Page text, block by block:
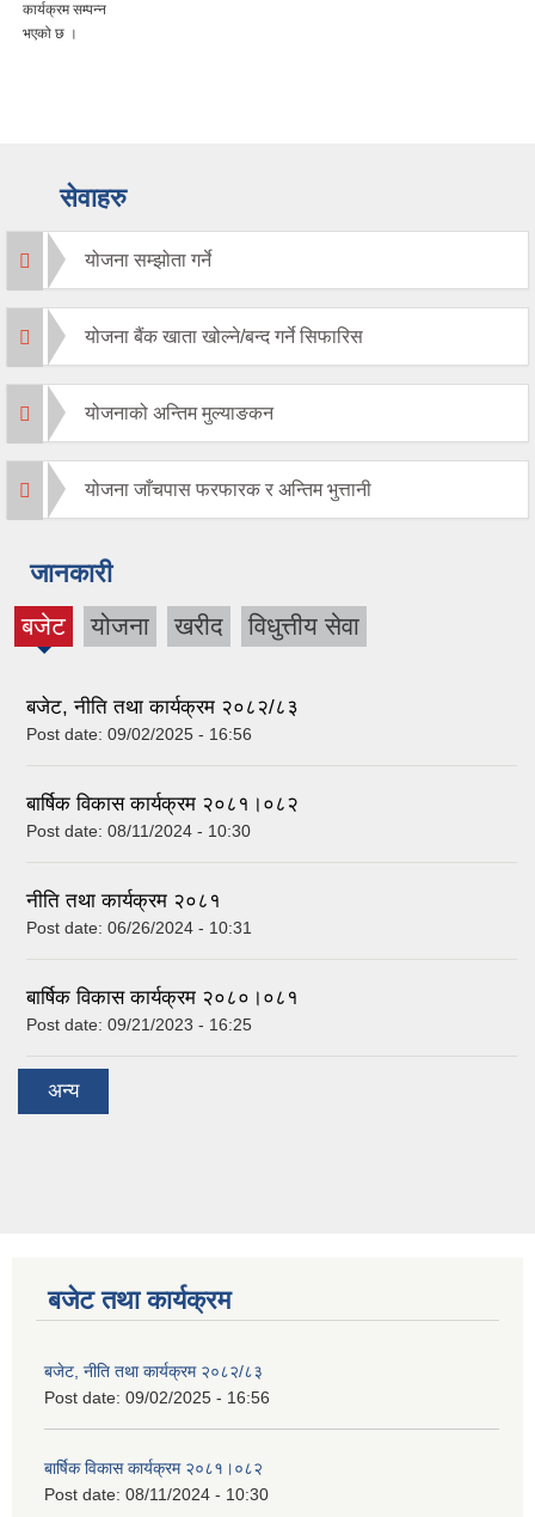
कार्यक्रम सम्पन्न
भएको छ ।
सेवाहरु
योजना सम्झोता गर्ने
योजना बैंक खाता खोल्ने/बन्द गर्ने सिफारिस
योजनाको अन्तिम मुल्याङकन
योजना जाँचपास फरफारक र अन्तिम भुत्तानी
जानकारी
बजेट
(active
योजना खरीद विधुत्तीय सेवा
बजेट, नीति तथा कार्यक्रम २०८२/८३
Post date: 09/02/2025 - 16:56
बार्षिक विकास कार्यक्रम २०८१।०८२
Post date: 08/11/2024 - 10:30
नीति तथा कार्यक्रम २०८१
Post date: 06/26/2024 - 10:31
बार्षिक विकास कार्यक्रम २०८०।०८१
Post date: 09/21/2023 - 16:25
अन्य
बजेट तथा कार्यक्रम
बजेट, नीति तथा कार्यक्रम २०८२/८३
Post date: 09/02/2025 - 16:56
बार्षिक विकास कार्यक्रम २०८१।०८२
Post date: 08/11/2024 - 10:30